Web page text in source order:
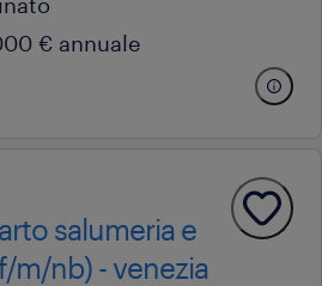
€ annuale
salumeria e
m/nb) - venezia